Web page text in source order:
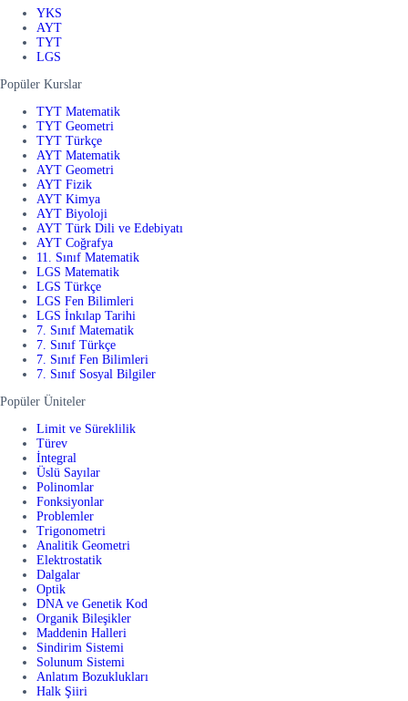
YKS
AYT
TYT
LGS
Popüler Kurslar
TYT Matematik
TYT Geometri
TYT Türkçe
AYT Matematik
AYT Geometri
AYT Fizik
AYT Kimya
AYT Biyoloji
AYT Türk Dili ve Edebiyatı
AYT Coğrafya
11. Sınıf Matematik
LGS Matematik
LGS Türkçe
LGS Fen Bilimleri
LGS İnkılap Tarihi
7. Sınıf Matematik
7. Sınıf Türkçe
7. Sınıf Fen Bilimleri
7. Sınıf Sosyal Bilgiler
Popüler Üniteler
Limit ve Süreklilik
Türev
İntegral
Üslü Sayılar
Polinomlar
Fonksiyonlar
Problemler
Trigonometri
Analitik Geometri
Elektrostatik
Dalgalar
Optik
DNA ve Genetik Kod
Organik Bileşikler
Maddenin Halleri
Sindirim Sistemi
Solunum Sistemi
Anlatım Bozuklukları
Halk Şiiri